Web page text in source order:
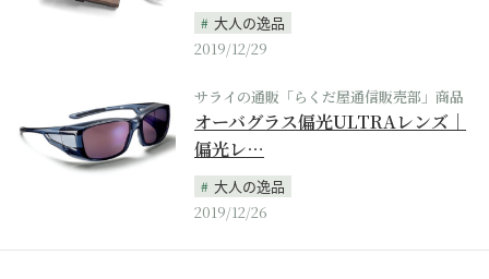
大人の逸品
2019/12/29
サライの通販「らくだ屋通信販売部」商品
オーバグラス偏光ULTRAレンズ｜
偏光レ…
大人の逸品
2019/12/26